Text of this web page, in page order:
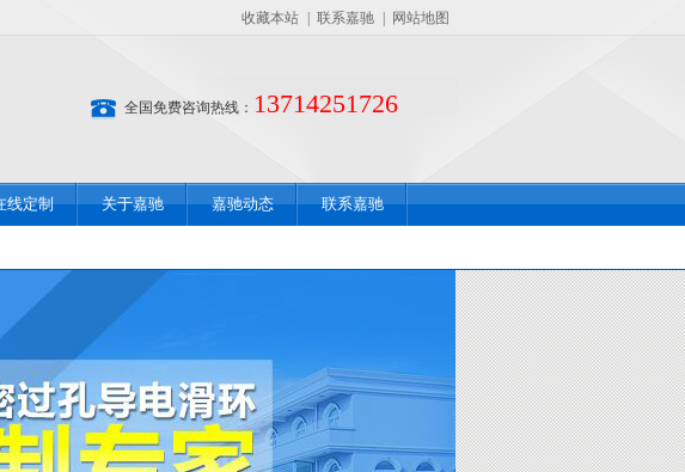
收藏本站 联系嘉驰 网站地图
全国免费咨询热线： 13714251726
线定制 关于嘉驰 嘉驰动态 联系嘉驰